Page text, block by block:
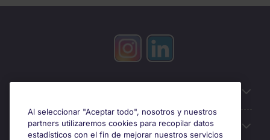
Búsqueda de empleo
Al seleccionar "Aceptar todo", nosotros y nuestros
partners utilizaremos cookies para recopilar datos
estadísticos con el fin de mejorar nuestros servicios